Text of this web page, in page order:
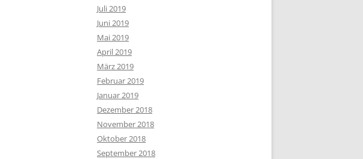
Juli 2019
Juni 2019
Mai 2019
April 2019
März 2019
Februar 2019
Januar 2019
Dezember 2018
November 2018
Oktober 2018
September 2018